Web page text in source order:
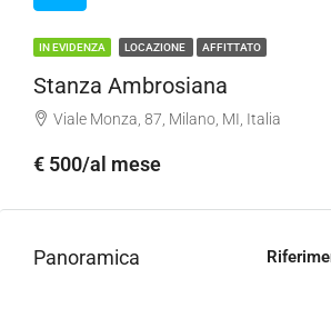
IN EVIDENZA LOCAZIONE AFFITTATO
Stanza Ambrosiana
Viale Monza, 87, Milano, MI, Italia
€ 500/al mese
Panoramica